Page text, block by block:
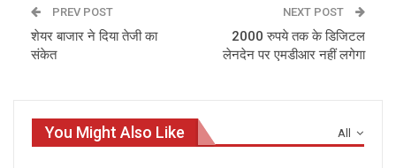
PREV POST
शेयर बाजार ने दिया तेजी का
संकेत
NEXT POST
2000 रुपये तक के डिजिटल
लेनदेन पर एमडीआर नहीं लगेगा
All
You Might Also Like